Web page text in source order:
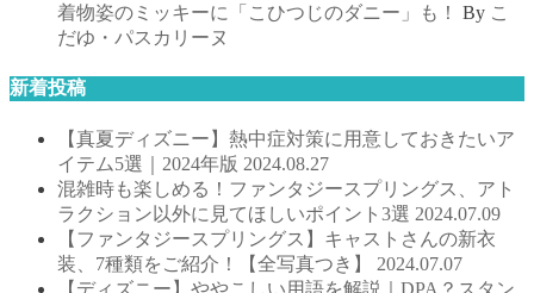
着物姿のミッキーに「こひつじのダニー」も！
By こ
だゆ・パスカリーヌ
新着投稿
【真夏ディズニー】熱中症対策に用意しておきたいア
イテム5選｜2024年版 2024.08.27
混雑時も楽しめる！ファンタジースプリングス、アト
ラクション以外に見てほしいポイント3選 2024.07.09
【ファンタジースプリングス】キャストさんの新衣
装、7種類をご紹介！【全写真つき】 2024.07.07
【ディズニー】ややこしい用語を解説｜DPA？スタン